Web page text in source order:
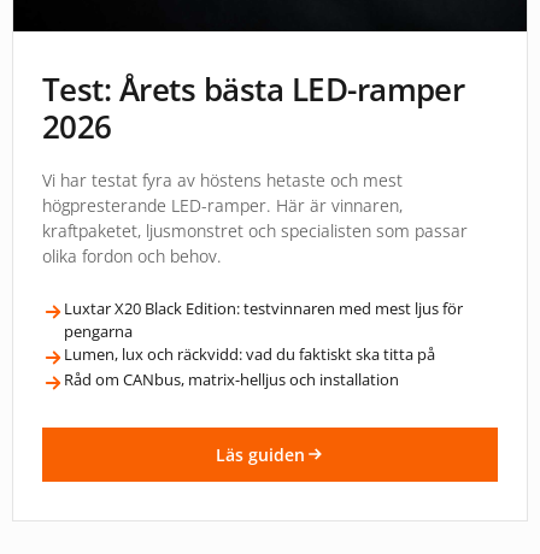
Test: Årets bästa LED-ramper
2026
Vi har testat fyra av höstens hetaste och mest
högpresterande LED-ramper. Här är vinnaren,
kraftpaketet, ljusmonstret och specialisten som passar
olika fordon och behov.
Luxtar X20 Black Edition: testvinnaren med mest ljus för
pengarna
Lumen, lux och räckvidd: vad du faktiskt ska titta på
Råd om CANbus, matrix-helljus och installation
Läs guiden